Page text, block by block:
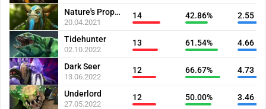
Nature's Prophet
20.04.2021
14 42.86% 2.55
Tidehunter
02.10.2022
13 61.54% 4.66
Dark Seer
13.06.2022
12 66.67% 4.73
Underlord
27.05.2022
12 50.00% 3.46